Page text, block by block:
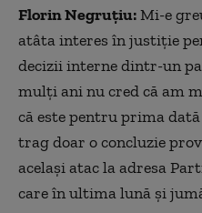
Florin Negruțiu:Mi-e
atâta interes în justiție
decizii interne dintr-un
mulți ani nu cred că am
că este pentru prima
trag doar o concluzie
același atac la adresa
care în ultima lună și